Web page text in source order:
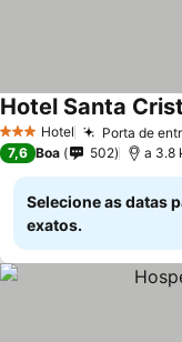
3 EstrelasHotel Porta de
Hotel Santa
7,6 Boa 502 a 3.8
Selecione as datas
exatos.